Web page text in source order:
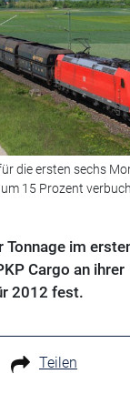
die ersten sechs
15 Prozent
Tonnage im
Cargo an ihrer
2012 fest.
Teilen